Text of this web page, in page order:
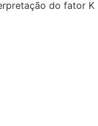
do fator K